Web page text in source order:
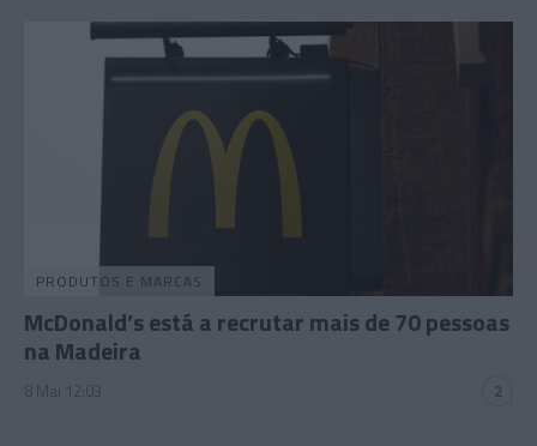
PRODUTOS E MARCAS
McDonald’s está a recrutar mais de 70 pessoas
na Madeira
8 Mai 12:03 2